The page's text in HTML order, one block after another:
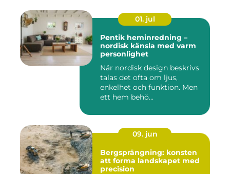
01. jul
Pentik heminredning –
nordisk känsla med varm
personlighet
När nordisk design beskrivs
talas det ofta om ljus,
enkelhet och funktion. Men
ett hem behö...
09. jun
Bergsprängning: konsten
att forma landskapet med
precision